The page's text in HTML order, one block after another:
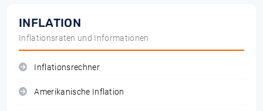
INFLATION
Inflationsraten und Informationen
Inflationsrechner
Amerikanische Inflation